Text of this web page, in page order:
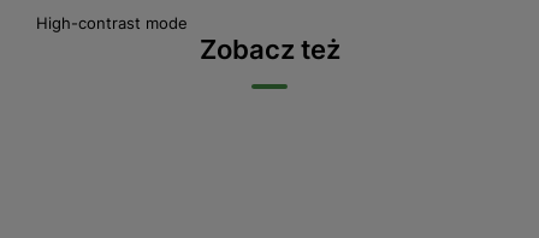
High-contrast mode
Zobacz też